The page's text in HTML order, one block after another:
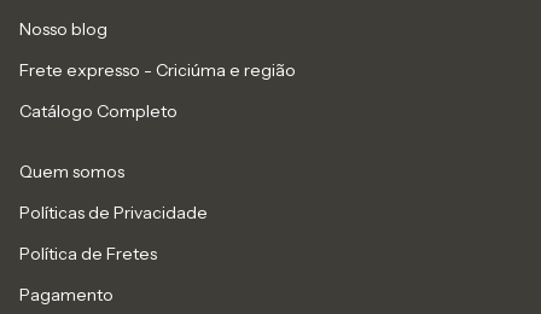
Nosso blog
Frete expresso - Criciúma e região
Catálogo Completo
Quem somos
Políticas de Privacidade
Política de Fretes
Pagamento